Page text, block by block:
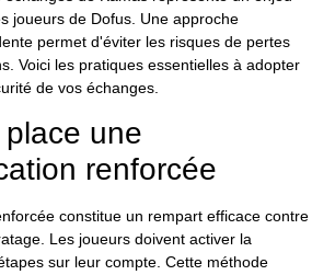
joueurs de Dofus. Une approche
permet d'éviter les risques de pertes
Voici les pratiques essentielles à adopter
de vos échanges.
une
renforcée
constitue un rempart efficace contre
Les joueurs doivent activer la
sur leur compte. Cette méthode